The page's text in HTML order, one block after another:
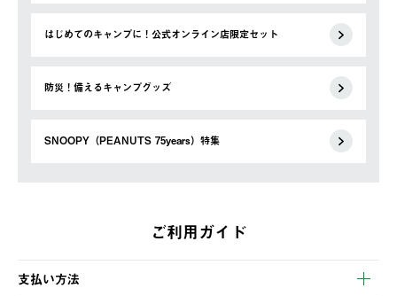
はじめてのキャンプに！公式オンライン店限定セット
防災！備えるキャンプグッズ
SNOOPY（PEANUTS 75years）特集
ご利用ガイド
支払い方法